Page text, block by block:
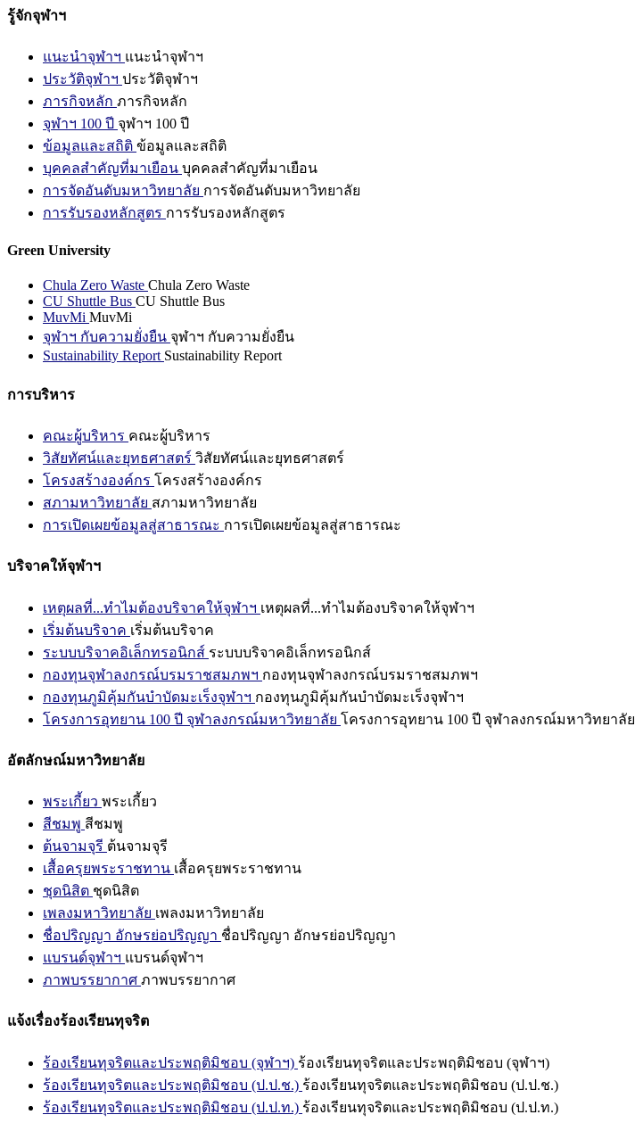
รู้จักจุฬาฯ
แนะนำจุฬาฯ แนะนำจุฬาฯ
ประวัติจุฬาฯ ประวัติจุฬาฯ
ภารกิจหลัก ภารกิจหลัก
จุฬาฯ 100 ปี จุฬาฯ 100 ปี
ข้อมูลและสถิติ ข้อมูลและสถิติ
บุคคลสำคัญที่มาเยือน บุคคลสำคัญที่มาเยือน
การจัดอันดับมหาวิทยาลัย การจัดอันดับมหาวิทยาลัย
การรับรองหลักสูตร การรับรองหลักสูตร
Green University
Chula Zero Waste Chula Zero Waste
CU Shuttle Bus CU Shuttle Bus
MuvMi MuvMi
จุฬาฯ กับความยั่งยืน จุฬาฯ กับความยั่งยืน
Sustainability Report Sustainability Report
การบริหาร
คณะผู้บริหาร คณะผู้บริหาร
วิสัยทัศน์และยุทธศาสตร์ วิสัยทัศน์และยุทธศาสตร์
โครงสร้างองค์กร โครงสร้างองค์กร
สภามหาวิทยาลัย สภามหาวิทยาลัย
การเปิดเผยข้อมูลสู่สาธารณะ การเปิดเผยข้อมูลสู่สาธารณะ
บริจาคให้จุฬาฯ
เหตุผลที่...ทำไมต้องบริจาคให้จุฬาฯ เหตุผลที่...ทำไมต้องบริจาคให้จุฬาฯ
เริ่มต้นบริจาค เริ่มต้นบริจาค
ระบบบริจาคอิเล็กทรอนิกส์ ระบบบริจาคอิเล็กทรอนิกส์
กองทุนจุฬาลงกรณ์บรมราชสมภพฯ กองทุนจุฬาลงกรณ์บรมราชสมภพฯ
กองทุนภูมิคุ้มกันบำบัดมะเร็งจุฬาฯ กองทุนภูมิคุ้มกันบำบัดมะเร็งจุฬาฯ
โครงการอุทยาน 100 ปี จุฬาลงกรณ์มหาวิทยาลัย โครงการอุทยาน 100 ปี จุฬาลงกรณ์มหาวิทยาลัย
อัตลักษณ์มหาวิทยาลัย
พระเกี้ยว พระเกี้ยว
สีชมพู สีชมพู
ต้นจามจุรี ต้นจามจุรี
เสื้อครุยพระราชทาน เสื้อครุยพระราชทาน
ชุดนิสิต ชุดนิสิต
เพลงมหาวิทยาลัย เพลงมหาวิทยาลัย
ชื่อปริญญา อักษรย่อปริญญา ชื่อปริญญา อักษรย่อปริญญา
แบรนด์จุฬาฯ แบรนด์จุฬาฯ
ภาพบรรยากาศ ภาพบรรยากาศ
แจ้งเรื่องร้องเรียนทุจริต
ร้องเรียนทุจริตและประพฤติมิชอบ (จุฬาฯ) ร้องเรียนทุจริตและประพฤติมิชอบ (จุฬาฯ)
ร้องเรียนทุจริตและประพฤติมิชอบ (ป.ป.ช.) ร้องเรียนทุจริตและประพฤติมิชอบ (ป.ป.ช.)
ร้องเรียนทุจริตและประพฤติมิชอบ (ป.ป.ท.) ร้องเรียนทุจริตและประพฤติมิชอบ (ป.ป.ท.)